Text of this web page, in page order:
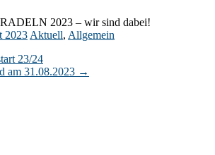
2023 – wir sind dabei!
2023 Aktuell, Allgemein
23/24
am 31.08.2023 →